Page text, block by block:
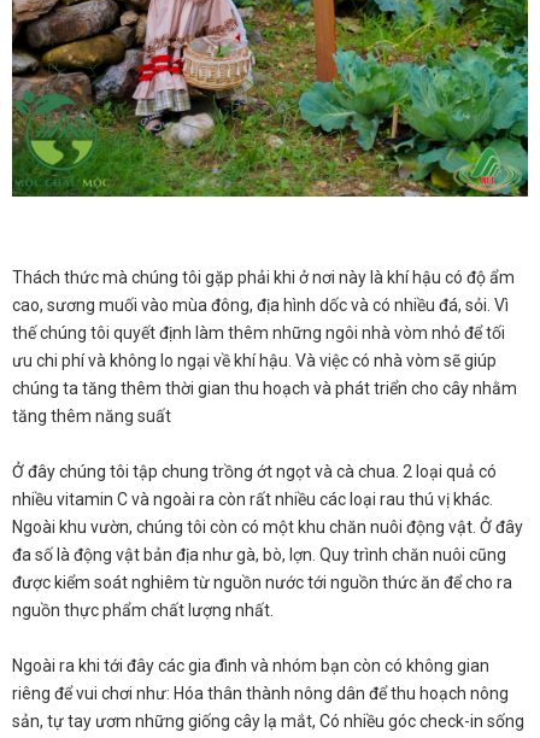
Thách thức mà chúng tôi gặp phải khi ở nơi này là khí hậu có độ ẩm
cao, sương muối vào mùa đông, địa hình dốc và có nhiều đá, sỏi. Vì
thế chúng tôi quyết định làm thêm những ngôi nhà vòm nhỏ để tối
ưu chi phí và không lo ngại về khí hậu. Và việc có nhà vòm sẽ giúp
chúng ta tăng thêm thời gian thu hoạch và phát triển cho cây nhằm
tăng thêm năng suất
Ở đây chúng tôi tập chung trồng ớt ngọt và cà chua. 2 loại quả có
nhiều vitamin C và ngoài ra còn rất nhiều các loại rau thú vị khác.
Ngoài khu vườn, chúng tôi còn có một khu chăn nuôi động vật. Ở đây
đa số là động vật bản địa như gà, bò, lợn. Quy trình chăn nuôi cũng
được kiểm soát nghiêm từ nguồn nước tới nguồn thức ăn để cho ra
nguồn thực phẩm chất lượng nhất.
Ngoài ra khi tới đây các gia đình và nhóm bạn còn có không gian
riêng để vui chơi như: Hóa thân thành nông dân để thu hoạch nông
sản, tự tay ươm những giống cây lạ mắt, Có nhiều góc check-in sống